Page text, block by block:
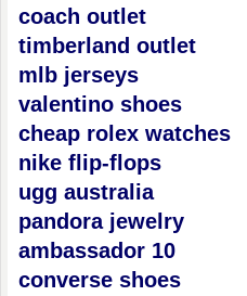
coach outlet
timberland outlet
mlb jerseys
valentino shoes
cheap rolex watches
nike flip-flops
ugg australia
pandora jewelry
ambassador 10
converse shoes